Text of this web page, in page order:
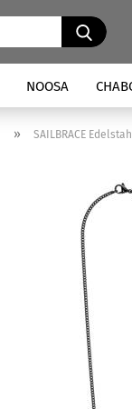
NOOSA
» SAILBRACE